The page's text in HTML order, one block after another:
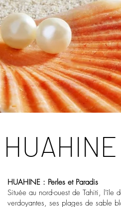
HUAHINE
HUAHINE : Perles et Paradis
Située au nord-ouest de Tahiti, l'île
verdoyantes, ses plages de sable